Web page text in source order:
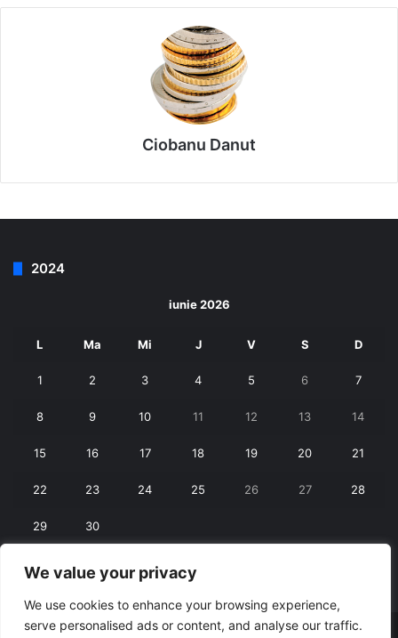
We value your privacy
We use cookies to enhance your browsing experience,
serve personalised ads or content, and analyse our traffic.
Ciobanu Danut
2024
iunie 2026
L Ma Mi J V S D
1 2 3 4 5 6 7
8 9 10 11 12 13 14
15 16 17 18 19 20 21
22 23 24 25 26 27 28
29 30
« mai iul. »